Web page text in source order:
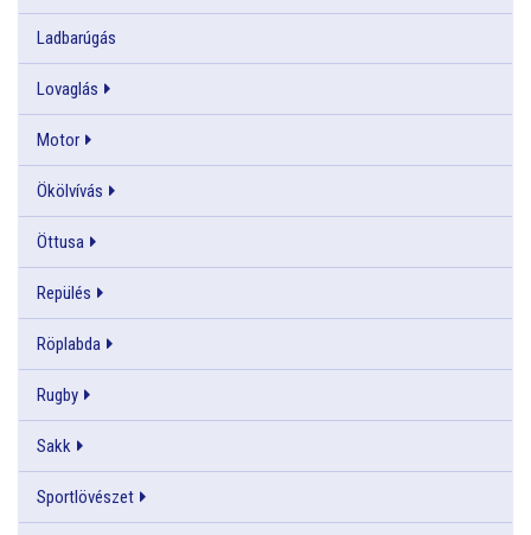
Ladbarúgás
Lovaglás
Motor
Ökölvívás
Öttusa
Repülés
Röplabda
Rugby
Sakk
Sportlövészet